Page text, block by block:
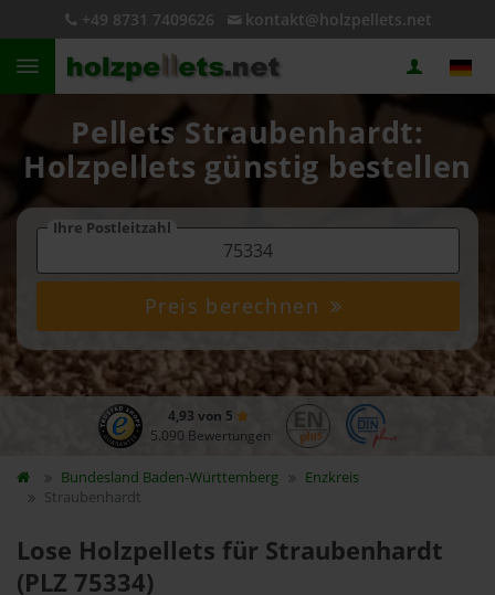
+49 8731 7409626 kontakt@holzpellets.net
Pellets Straubenhardt:
Holzpellets günstig bestellen
Ihre Postleitzahl
Preis berechnen
4,93 von 5
5.090 Bewertungen
Bundesland Baden-Württemberg
Enzkreis
Straubenhardt
Lose Holzpellets für Straubenhardt
(PLZ 75334)